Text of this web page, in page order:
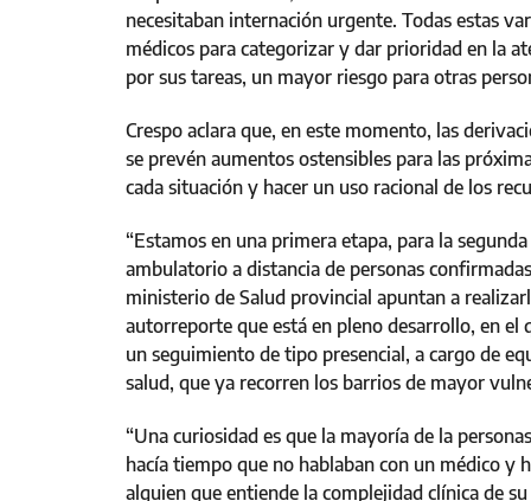
necesitaban internación urgente. Todas estas
médicos para categorizar y dar prioridad en la
por sus tareas, un mayor riesgo para otras
Crespo aclara que, en este momento, las
se prevén aumentos ostensibles para las
cada situación y hacer un uso racional de los
“Estamos en una primera etapa, para la
ambulatorio a distancia de personas
ministerio de Salud provincial apuntan a
autorreporte que está en pleno desarrollo, en el
un seguimiento de tipo presencial, a cargo de
salud, que ya recorren los barrios de mayor
“Una curiosidad es que la mayoría de la
hacía tiempo que no hablaban con un médico y
alguien que entiende la complejidad clínica de